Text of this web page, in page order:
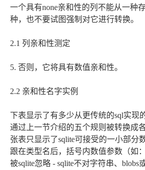
一个具有none亲和性的列不能从一种
种，也不要试图强制对它进行转换。
2.1 列亲和性测定
5. 否则，它将具有数值亲和性。
2.2 亲和性名字实例
下表显示了有多少从更传统的sql实现
通过上一节介绍的五个规则被转换成
张表只显示了sqlite可接受的一小部分
跟在类型名后，括号内数值参数（如
被sqlite忽略 - sqlite不对字符串、blobs